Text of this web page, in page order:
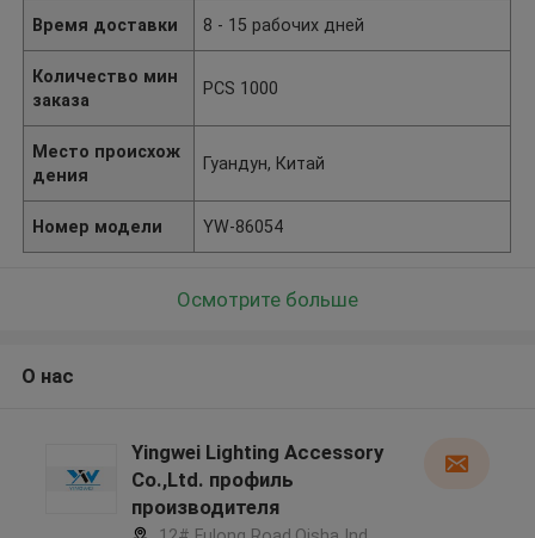
Время доставки 8 - 15 рабочих дней
Количество мин
заказа
PCS 1000
Место происхож
дения
Гуандун, Китай
Номер модели YW-86054
Осмотрите больше
О нас
Yingwei Lighting Accessory
Co.,Ltd. профиль
производителя